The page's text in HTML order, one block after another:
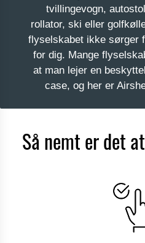
tvillingevogn,
rollator, ski eller
flyselskabet ikke sørger
for dig. Mange
at man lejer en
case, og her er
Så nemt er det